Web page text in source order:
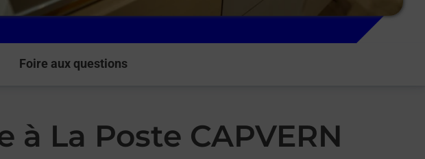
Foire aux questions
La Poste CAPVERN